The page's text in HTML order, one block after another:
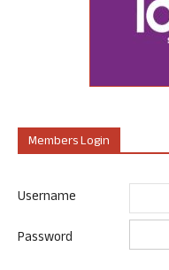
Members Login
Username
Password